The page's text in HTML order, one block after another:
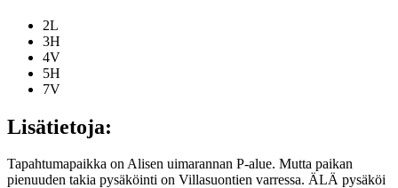
2L
3H
4V
5H
7V
Lisätietoja:
Tapahtumapaikka on Alisen uimarannan P-alue. Mutta paikan
pienuuden takia pysäköinti on Villasuontien varressa. ÄLÄ pysäköi